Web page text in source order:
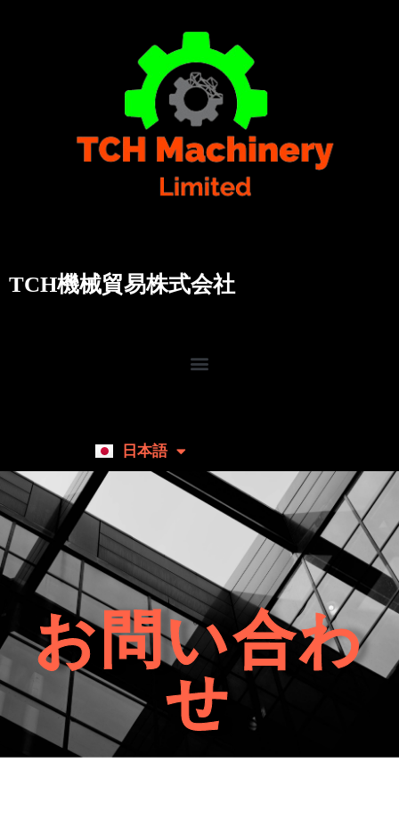
TCH機械貿易株式会社
日本語
English
お問い合わ
せ